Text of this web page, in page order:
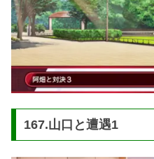
167.山口と遭遇1